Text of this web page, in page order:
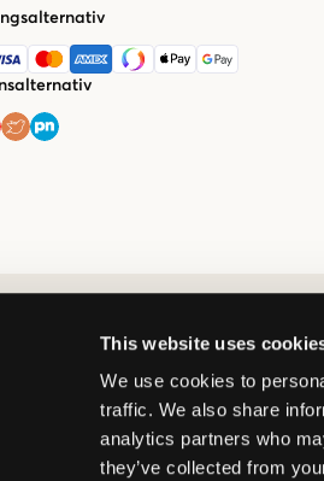
This website uses
We use cookies to
traffic. We also share
analytics partners who
they’ve collected from